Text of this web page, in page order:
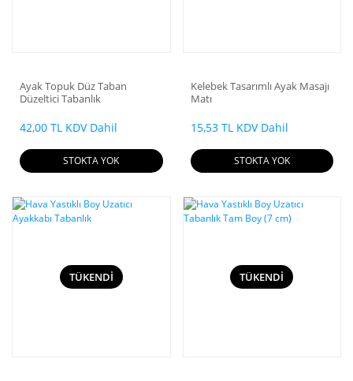
Ayak Topuk Düz Taban
Düzeltici Tabanlık
42,00 TL KDV Dahil
STOKTA YOK
Kelebek Tasarımlı Ayak Masajı
Matı
15,53 TL KDV Dahil
STOKTA YOK
TÜKENDİ TÜKENDİ